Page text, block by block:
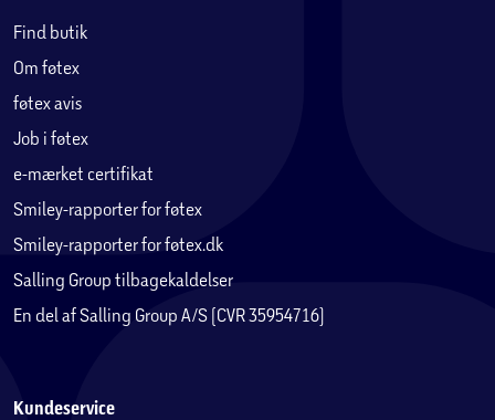
Find butik
Om føtex
føtex avis
Job i føtex
e-mærket certifikat
Smiley-rapporter for føtex
Smiley-rapporter for føtex.dk
Salling Group tilbagekaldelser
En del af Salling Group A/S (CVR 35954716)
Kundeservice